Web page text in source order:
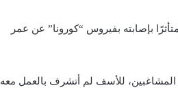
بإصابته بفيروس “كورونا” عن عمر
المشاغبين، للأسف لم أتشرف بالعمل معه